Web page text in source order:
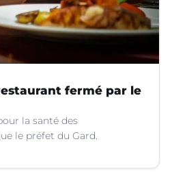
fermé par le
la santé des
le préfet du Gard.